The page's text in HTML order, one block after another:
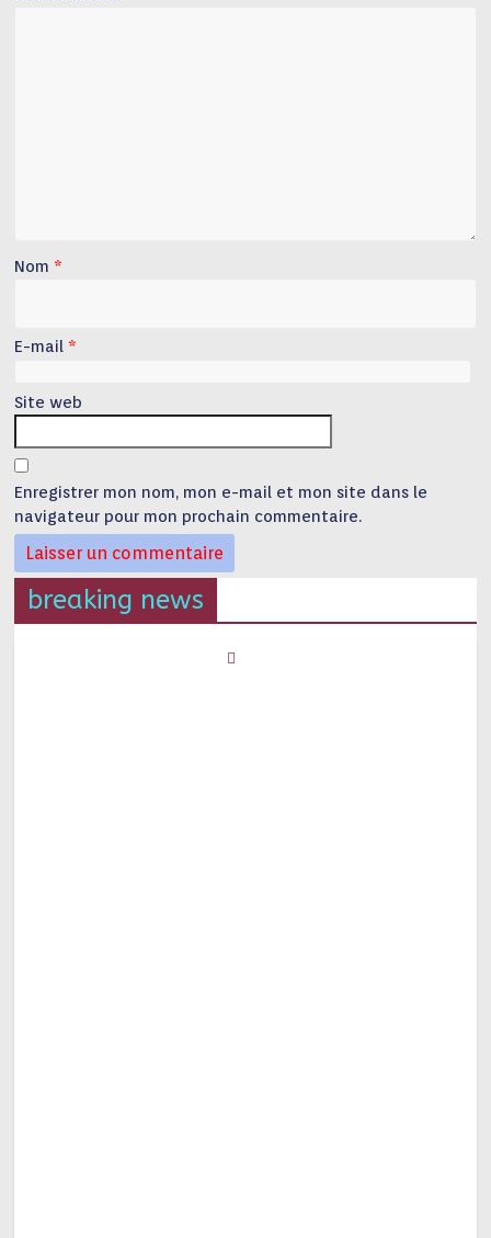
Nom *
E-mail *
Site web
Enregistrer mon nom, mon e-mail et mon site dans le
navigateur pour mon prochain commentaire.
breaking news